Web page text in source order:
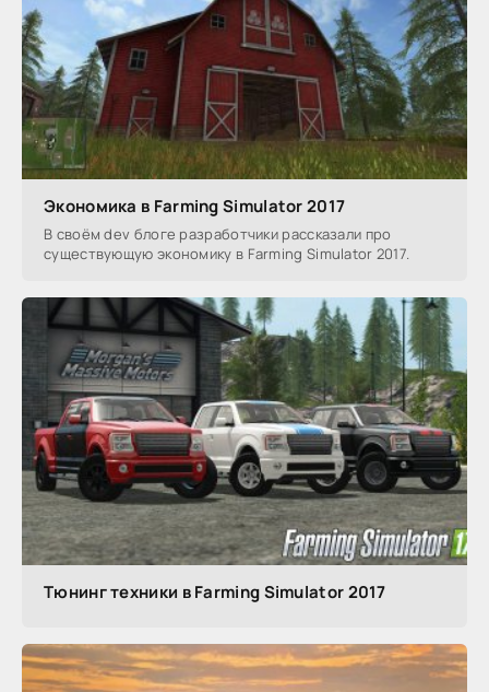
Экономика в Farming Simulator 2017
В своём dev блоге разработчики рассказали про
существующую экономику в Farming Simulator 2017.
Тюнинг техники в Farming Simulator 2017